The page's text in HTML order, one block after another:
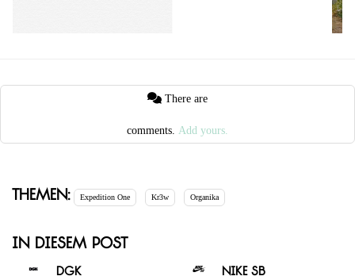
comments. Add yours.
Themen: Expedition One Kr3w Organika
In diesem Post
DGK Nike SB